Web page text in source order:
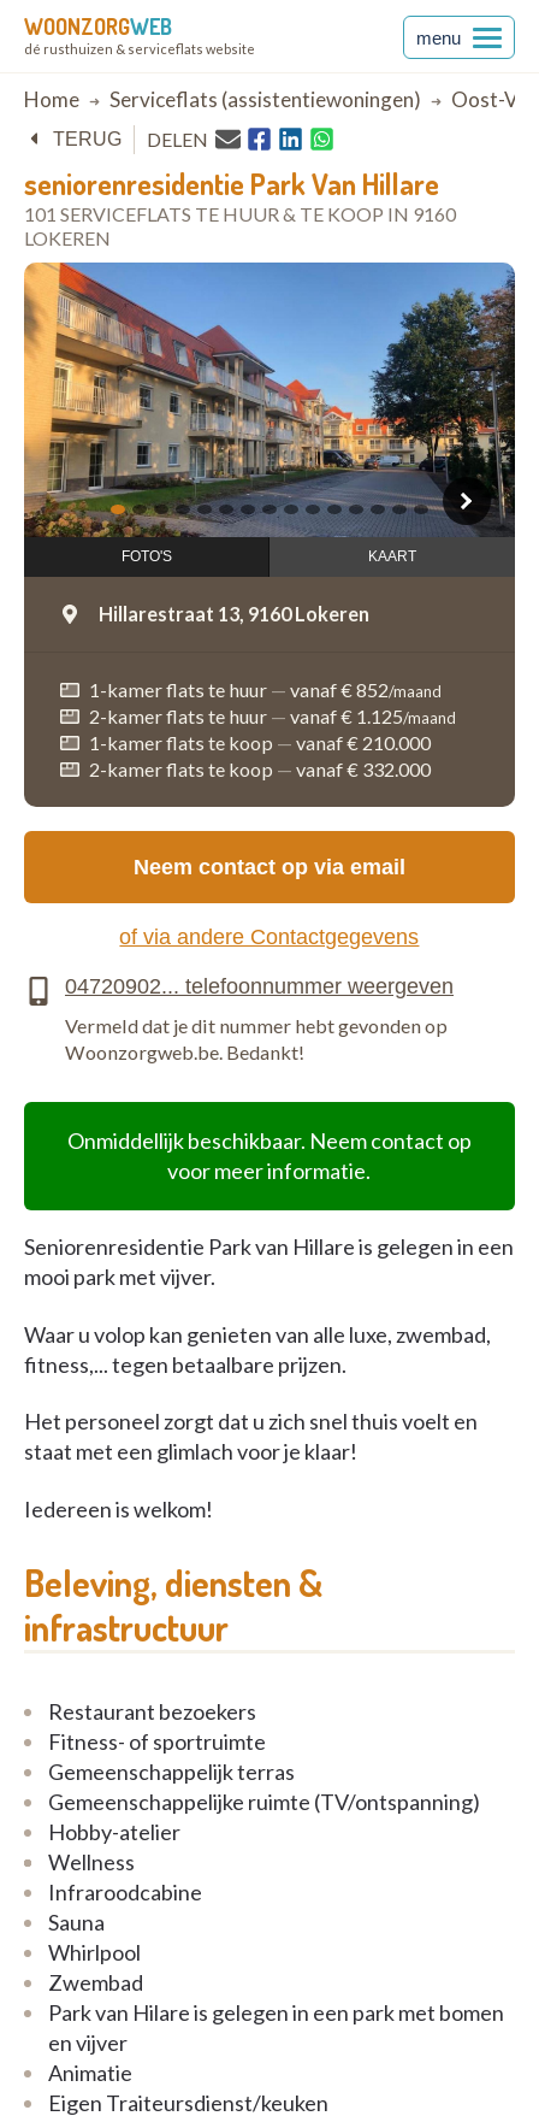
WOONZORGWEB
dé rusthuizen & serviceflats website
menu
Breadcrumb
Home Serviceflats (assistentiewoningen) Oost-
seniorenresidentie Park Van Hillare
101 SERVICEFLATS TE HUUR & TE KOOP IN 9160
LOKEREN
TERUG DELEN
1 2 3 4 5 6 7 8 9 101112131415
open in Google Maps
FOTO'S KAART
Hillarestraat 13, 9160 Lokeren
1-kamer flats te huur — vanaf € 852/maand
2-kamer flats te huur — vanaf € 1.125/maand
1-kamer flats te koop — vanaf € 210.000
2-kamer flats te koop — vanaf € 332.000
Onmiddellijk beschikbaar. Neem contact op
voor meer informatie.
Seniorenresidentie Park van Hillare is gelegen in een
mooi park met vijver.
Waar u volop kan genieten van alle luxe, zwembad,
fitness,... tegen betaalbare prijzen.
Het personeel zorgt dat u zich snel thuis voelt en
staat met een glimlach voor je klaar!
Iedereen is welkom!
Beleving, diensten &
infrastructuur
Restaurant bezoekers
Fitness- of sportruimte
Gemeenschappelijk terras
Gemeenschappelijke ruimte (TV/ontspanning)
Hobby-atelier
Wellness
Infraroodcabine
Sauna
Whirlpool
Zwembad
Park van Hilare is gelegen in een park met bomen
en vijver
Animatie
Eigen Traiteursdienst/keuken
Neem contact op via email
of via andere Contactgegevens
Vermeld dat je dit nummer hebt gevonden op
Woonzorgweb.be. Bedankt!